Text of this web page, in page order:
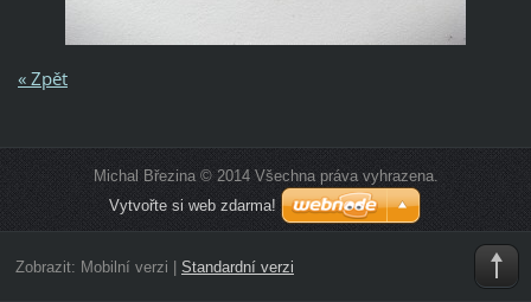
« Zpět
Michal Březina © 2014 Všechna práva vyhrazena.
Vytvořte si web zdarma!
Zobrazit: Mobilní verzi Standardní verzi